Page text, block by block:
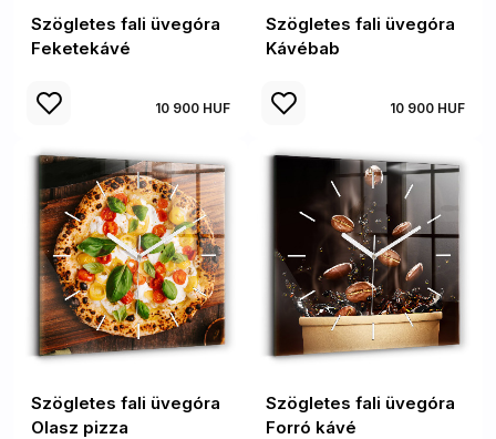
Szögletes fali üvegóra
Feketekávé
10 900 HUF
Szögletes fali üvegóra
Kávébab
10 900 HUF
Szögletes fali üvegóra
Olasz pizza
Szögletes fali üvegóra
Forró kávé